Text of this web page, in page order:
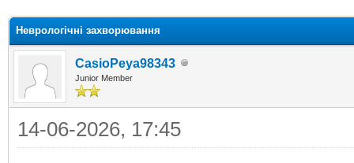
Неврологічні захворювання
CasioPeya98343
Junior Member
14-06-2026, 17:45